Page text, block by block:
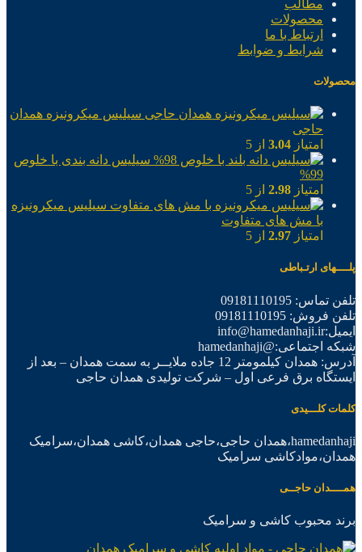
مطالب
محصولات
ارتباط با ما
شرایط و ضوابط
محصولات
سیلیس میکرونیزه همدان
حاجی
امتیاز 3.04 از 5
سیلیس دانه بندی با خلوص
99%
امتیاز 2.98 از 5
سیلیس میکرونیزه
با مش های متفاوت
امتیاز 2.97 از 5
پلــــهای ارتـباطی
تلفن تماس: 09181110195
تلفن فروش: 09181110195
ایمیل:info@hamedanhaji.ir
شبکه اجتماعی:@hamedanhaji
آدرس: همدان کیلمومتر 12 جاده ملایــر به سمت همدان – بعد از
ایستگاه برق فرعی اول – شرکت تولیدی همدان حاجی
کلمات کلـــیدی
hamedanhaji،همدان حاجی،حاجی همدان،کاشی همدان،سرامیک
همدان،موادکاشی سرامیک
همــــدان حاجــی
برند محبوب کاشی و سرامیک